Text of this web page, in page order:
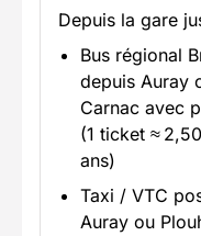
Depuis la gare
Bus régional
depuis Auray
Carnac avec
(1 ticket ≈
ans)
Taxi / VTC
Auray ou